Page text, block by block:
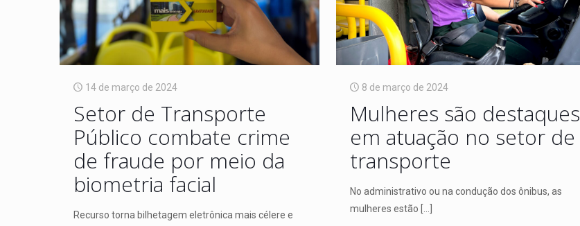
14 de março de 2024
Setor de Transporte
Público combate crime
de fraude por meio da
biometria facial
Recurso torna bilhetagem eletrônica mais célere e
8 de março de 2024
Mulheres são destaques
em atuação no setor de
transporte
No administrativo ou na condução dos ônibus, as
mulheres estão